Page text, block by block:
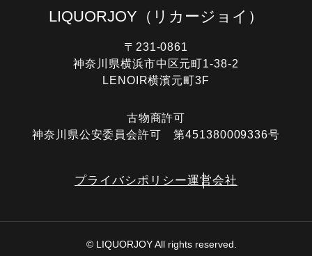
LIQUORJOY （リカージョイ）
〒231-0861
神奈川県横浜市中区元町1-38-2
LENOIR横濱元町3F
古物商許可
神奈川県公安委員会許可 第451380009336号
プライバシポリシー運営会社
© LIQUORJOY All rights reserved.
LINE査定 オンライン査定